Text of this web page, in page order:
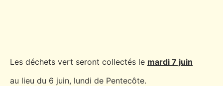
Les déchets vert seront collectés le mardi 7 juin
au lieu du 6 juin, lundi de Pentecôte.